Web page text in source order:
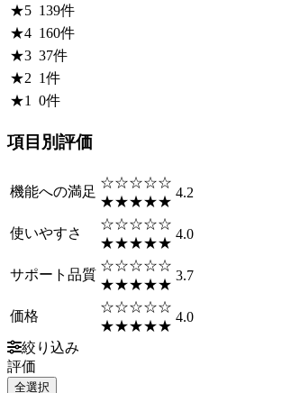
★5 139件
★4 160件
★3 37件
★2 1件
★1 0件
項目別評価
機能への満足
☆☆☆☆☆
★★★★★
4.2
使いやすさ
☆☆☆☆☆
★★★★★
4.0
サポート品質
☆☆☆☆☆
★★★★★
3.7
価格
☆☆☆☆☆
★★★★★
4.0
絞り込み
評価
全選択